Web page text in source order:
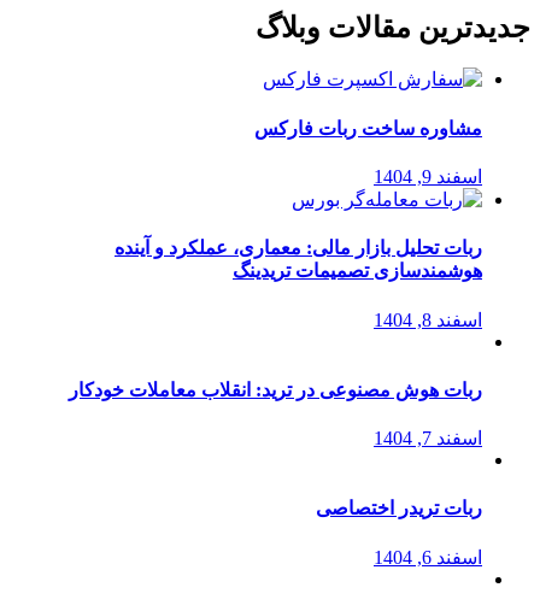
جدیدترین مقالات وبلاگ
مشاوره ساخت ربات فارکس
اسفند 9, 1404
ربات تحلیل بازار مالی: معماری، عملکرد و آینده
هوشمندسازی تصمیمات تریدینگ
اسفند 8, 1404
ربات هوش مصنوعی در ترید: انقلاب معاملات خودکار
اسفند 7, 1404
ربات تریدر اختصاصی
اسفند 6, 1404